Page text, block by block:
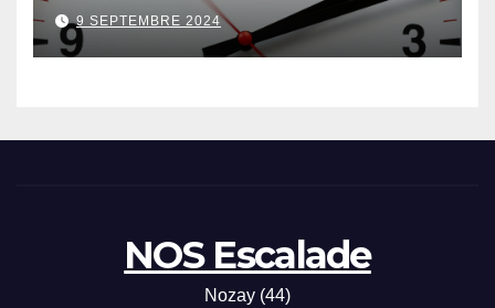
9 SEPTEMBRE 2024
NOS Escalade
Nozay (44)